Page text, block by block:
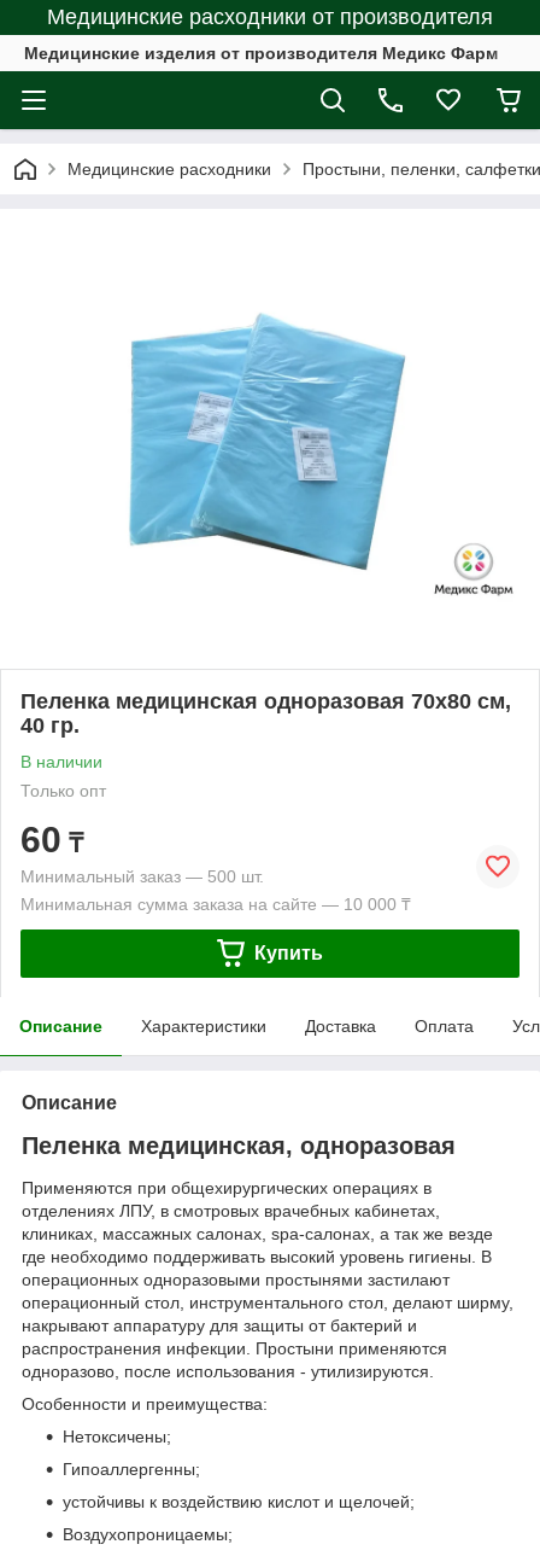
Медицинские расходники от производителя
Медицинские изделия от производителя Медикс Фарм
Медицинские расходники Простыни, пеленки, салфетки
Пеленка медицинская одноразовая 70х80 см,
40 гр.
В наличии
Только опт
60 ₸
Минимальный заказ — 500 шт.
Минимальная сумма заказа на сайте — 10 000 ₸
Купить
Описание Характеристики Доставка Оплата
Описание
Пeленка медицинская, одноразовая
Применяются при общехирургических операциях в
отделениях ЛПУ, в смотровых врачебных кабинетах,
клиниках, массажных салонах, spa-салонах, а так же везде
где необходимо поддерживать высокий уровень гигиены. В
операционных одноразовыми простынями застилают
операционный стол, инструментального стол, делают ширму,
накрывают аппаратуру для защиты от бактерий и
распространения инфекции. Простыни применяются
одноразово, после использования - утилизируются.
Особенности и преимущества:
Нетоксичены;
Гипоаллергенны;
устойчивы к воздействию кислот и щелочей;
Воздухопроницаемы;